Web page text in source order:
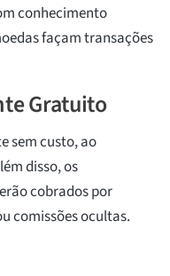
conhecimento
façam transações
Gratuito
sem custo, ao
disso, os
cobrados por
comissões ocultas.